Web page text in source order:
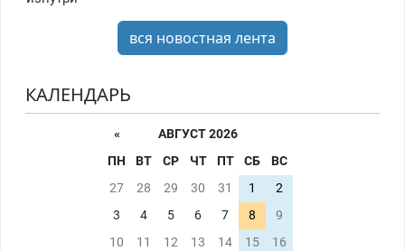
вся новостная лента
КАЛЕНДАРЬ
«
АВГУСТ 2026
ПН
ВТ СР ЧТ ПТ СБ
ВС
27
28 29 30 31 1
2
3
4 5 6 7 8
9
10
11 12 13 14 15
16